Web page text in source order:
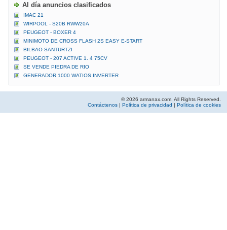
Al día anuncios clasificados
IMAC 21
WIRPOOL - S20B RWW20A
PEUGEOT - BOXER 4
MINIMOTO DE CROSS FLASH 2S EASY E-START
BILBAO SANTURTZI
PEUGEOT - 207 ACTIVE 1. 4 75CV
SE VENDE PIEDRA DE RIO
GENERADOR 1000 WATIOS INVERTER
© 2026 armanax.com. All Rights Reserved.
Contáctenos | Política de privacidad | Política de cookies